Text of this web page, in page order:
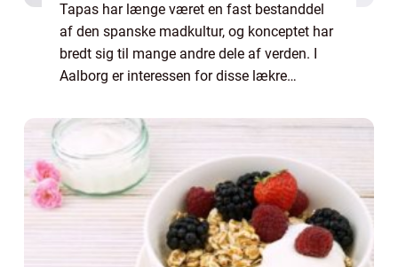
Tapas har længe været en fast bestanddel
af den spanske madkultur, og konceptet har
bredt sig til mange andre dele af verden. I
Aalborg er interessen for disse lækre
hvilket afspejles i byens kulinariske la...